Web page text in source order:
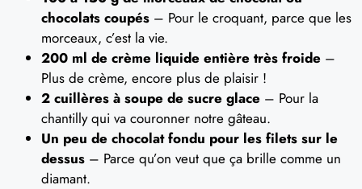
chocolats coupés – Pour le croquant, parce que les
morceaux, c’est la vie.
200 ml de crème liquide entière très froide –
Plus de crème, encore plus de plaisir !
2 cuillères à soupe de sucre glace – Pour la
chantilly qui va couronner notre gâteau.
Un peu de chocolat fondu pour les filets sur le
dessus – Parce qu’on veut que ça brille comme un
diamant.